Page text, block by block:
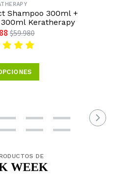
Shampoo 300ml +
Keratherapy
$59.980
DE
WEEK